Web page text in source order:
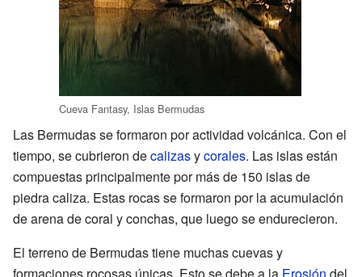
Cueva Fantasy, Islas Bermudas
Las Bermudas se formaron por actividad volcánica. Con el
tiempo, se cubrieron decalizasycorales. Las islas están
compuestas principalmente por más de 150 islas de
piedra caliza. Estas rocas se formaron por la acumulación
de arena de coral y conchas, que luego se endurecieron.
El terreno de Bermudas tiene muchas cuevas y
formaciones rocosas únicas. Esto se debe a la Erosión del